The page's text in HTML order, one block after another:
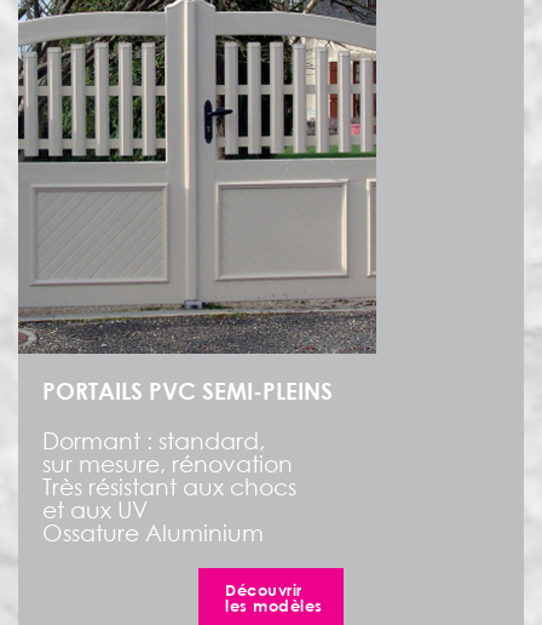
PORTAILS PVC SEMI-PLEINS
Dormant : standard,
sur mesure, rénovation
Très résistant aux chocs
et aux UV
Ossature Aluminium
Découvrir
les modèles